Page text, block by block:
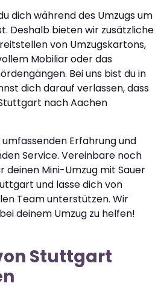
dich während des Umzugs um
Deshalb bieten wir zusätzliche
von Umzugskartons,
Mobiliar oder das
Bei uns bist du in
dich darauf verlassen, dass
nach Aachen
Erfahrung und
Service. Vereinbare noch
deinen Mini-Umzug mit Sauer
und lasse dich von
Team unterstützen. Wir
deinem Umzug zu helfen!
Stuttgart